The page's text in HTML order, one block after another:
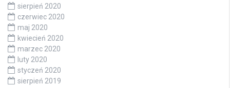
sierpień 2020
czerwiec 2020
maj 2020
kwiecień 2020
marzec 2020
luty 2020
styczeń 2020
sierpień 2019